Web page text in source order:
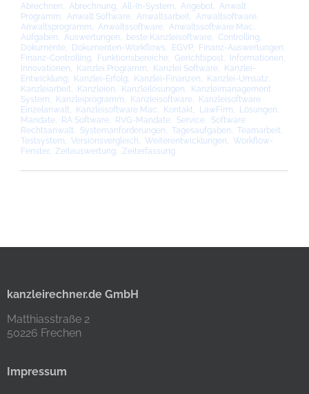
Abrechnen
Abrechnung All-In-System Angebot
Anwalt
Programm
Anwalt Software Anwaltsarbeit Anwaltsoftware
Anwaltsprogramm
Anwaltssoftware Anwaltssoftware Mac
Aufgaben
Auswertungen beste Kanzleisoftware Controlling
Dokumente
Dokumenten-Workflows EGVP, Finanz-Auswertungen
Finanz-Controlling
Funktionsbereiche Gerichtspost Informationen
Innovationen
Kanzlei Programm Kanzlei Software
Kanzlei-
Entwicklung
Kanzlei-Erfolg Kanzlei-Finanzen Kanzlei-Umsatz
Kanzleiarbeit
Kanzleien Kanzleilösungen
Kanzleimanagement
System
Kanzleiprogramm Kanzleisoftware
Kanzleisoftware
Einzelanwalt
Kanzleisoftware Mac Kontakt LawFirm Lösungen
Mandate
RA Software RVG-Mandate Service
Software
Rechtsanwalt
Systemanforderungen Tagesaufgaben Teamarbeit
Testsystem
Versionsvergleich Weiterentwicklungen
Workflow-
Fenster, Zeitauswertung Zeiterfassung
kanzleirechner.de GmbH
Matthiasstraße 2
50226 Frechen
Impressum